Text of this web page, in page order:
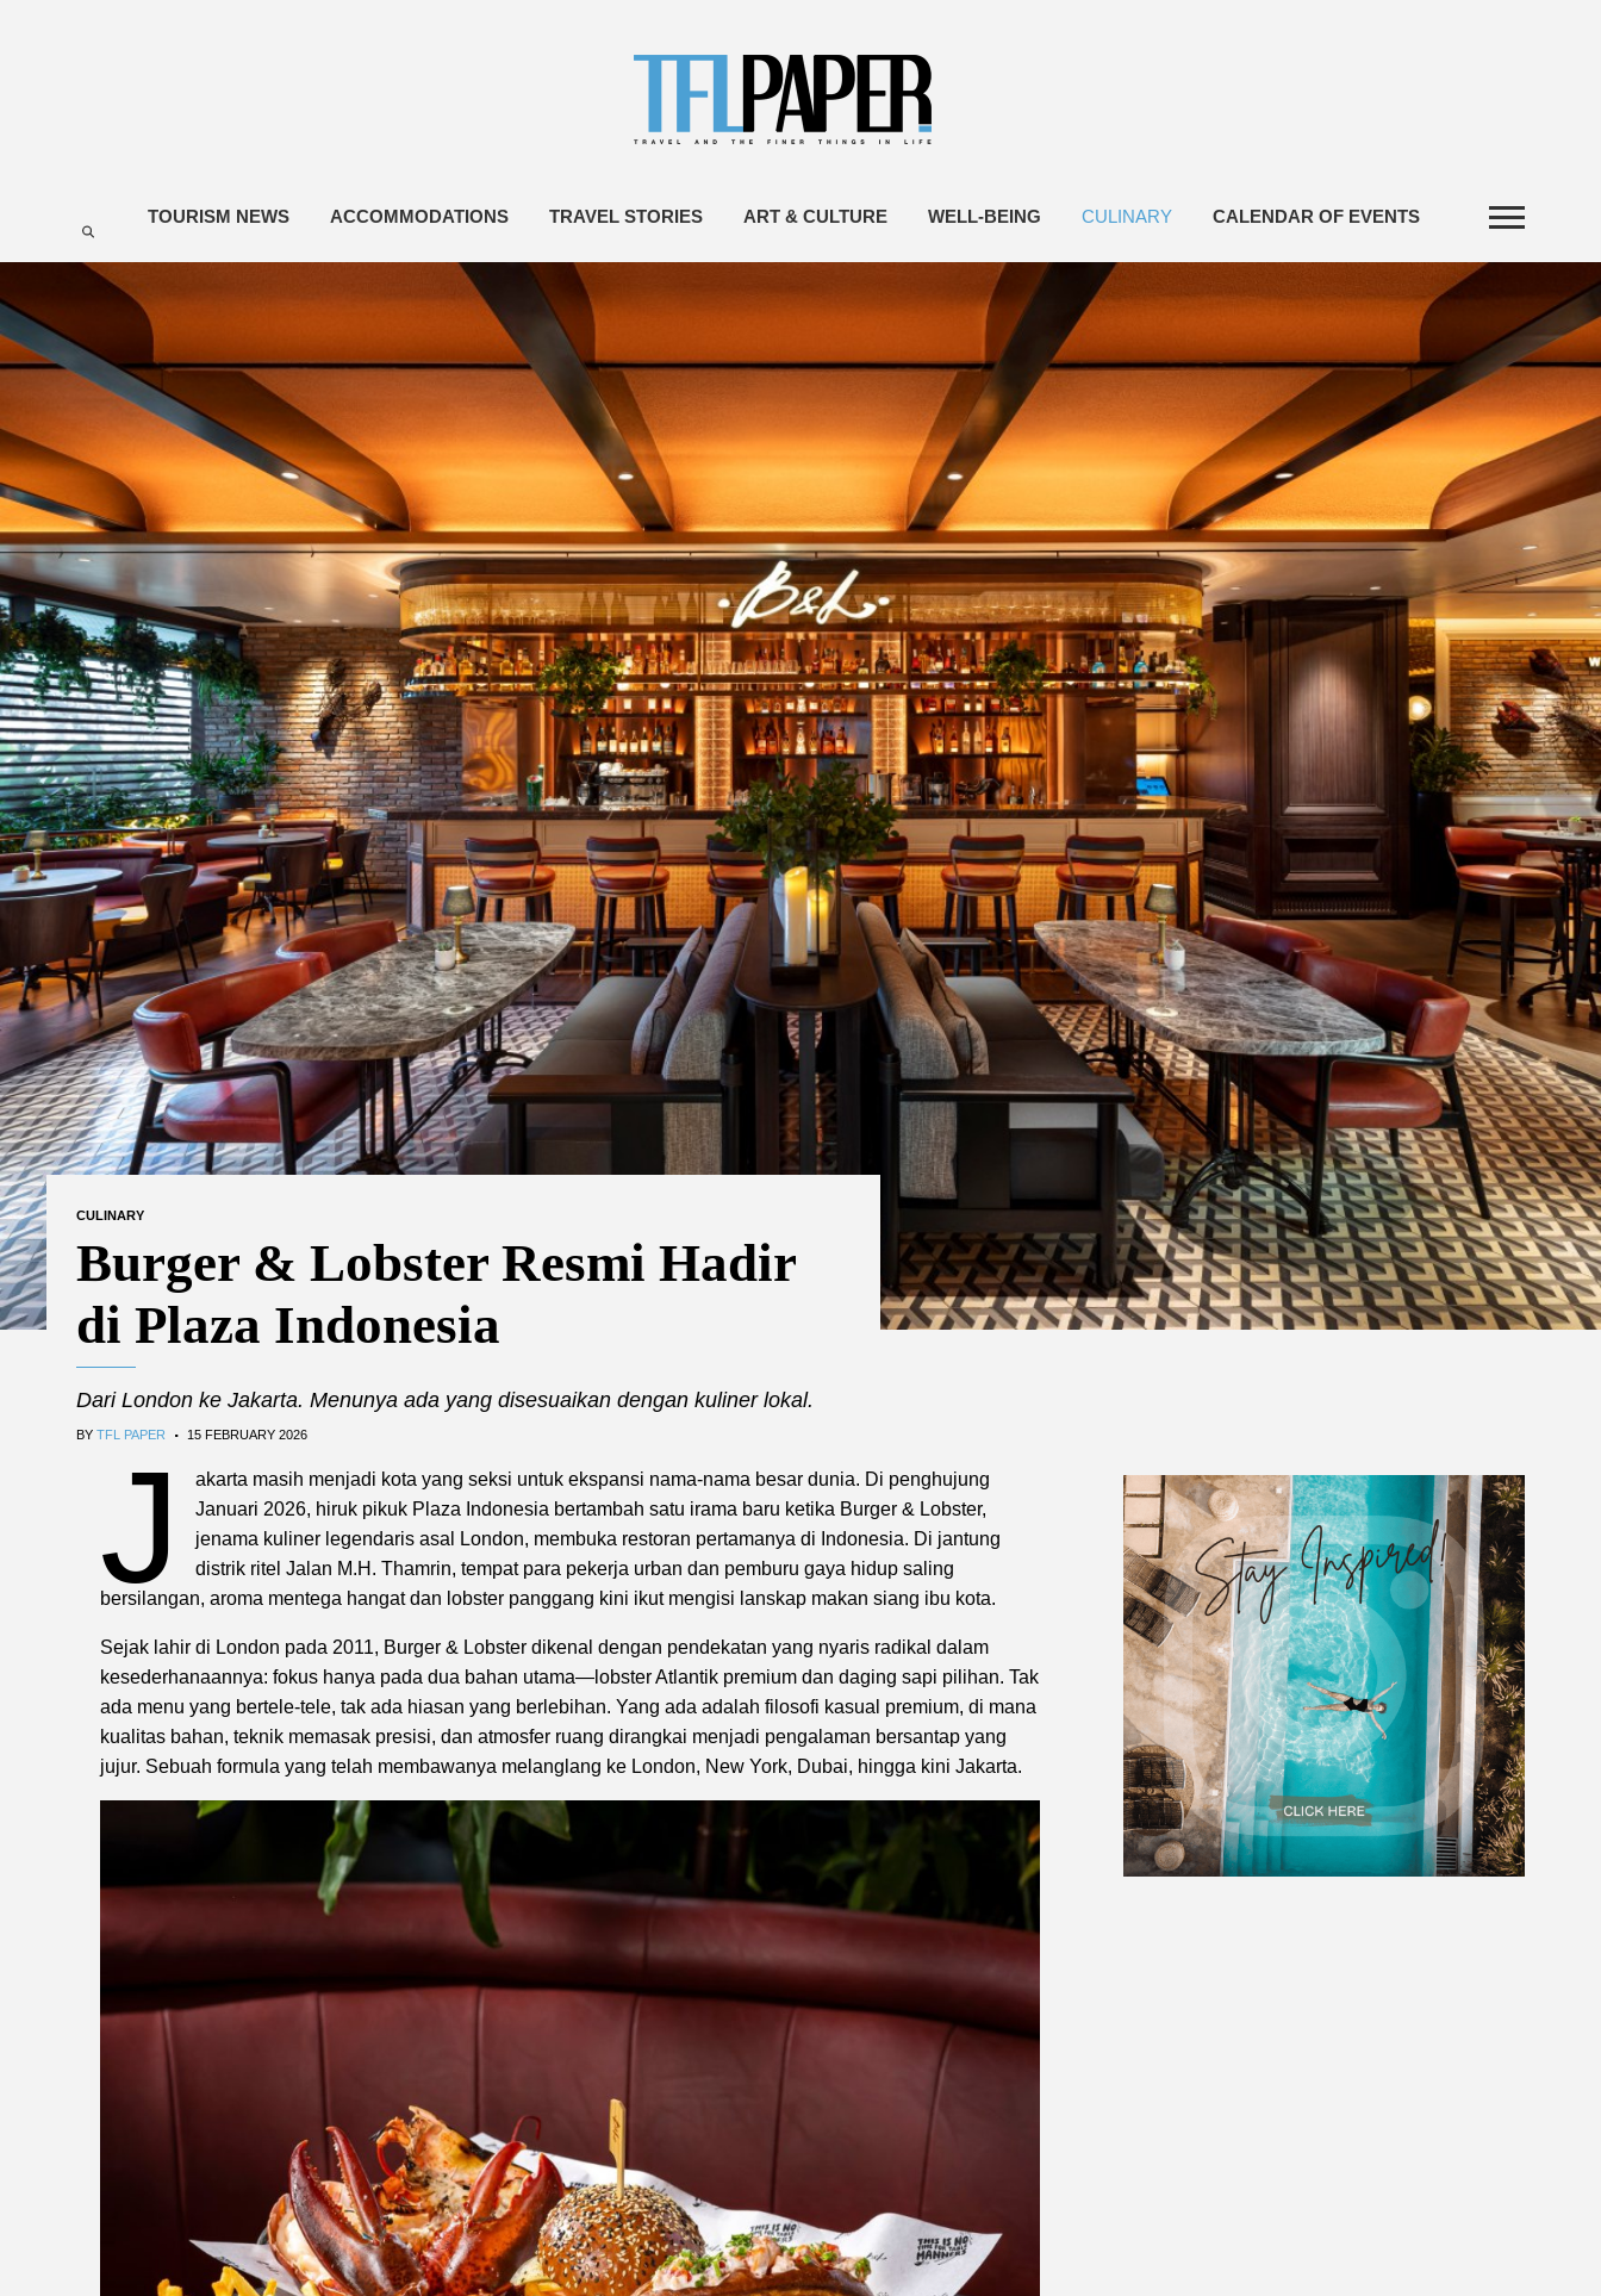
TOURISM NEWS ACCOMMODATIONS TRAVEL STORIES ART & CULTURE WELL-BEING CULINARY CALENDAR OF EVENTS
CULINARY
Burger & Lobster Resmi Hadir
di Plaza Indonesia
Dari London ke Jakarta. Menunya ada yang disesuaikan dengan kuliner lokal.
BY TFL PAPER . 15 FEBRUARY 2026
J
akarta masih menjadi kota yang seksi untuk ekspansi nama-nama besar dunia. Di penghujung
Januari 2026, hiruk pikuk Plaza Indonesia bertambah satu irama baru ketika Burger & Lobster,
jenama kuliner legendaris asal London, membuka restoran pertamanya di Indonesia. Di jantung
distrik ritel Jalan M.H. Thamrin, tempat para pekerja urban dan pemburu gaya hidup saling
bersilangan, aroma mentega hangat dan lobster panggang kini ikut mengisi lanskap makan siang ibu kota.
Sejak lahir di London pada 2011, Burger & Lobster dikenal dengan pendekatan yang nyaris radikal dalam
kesederhanaannya: fokus hanya pada dua bahan utama—lobster Atlantik premium dan daging sapi pilihan. Tak
ada menu yang bertele-tele, tak ada hiasan yang berlebihan. Yang ada adalah filosofi kasual premium, di mana
kualitas bahan, teknik memasak presisi, dan atmosfer ruang dirangkai menjadi pengalaman bersantap yang
jujur. Sebuah formula yang telah membawanya melanglang ke London, New York, Dubai, hingga kini Jakarta.